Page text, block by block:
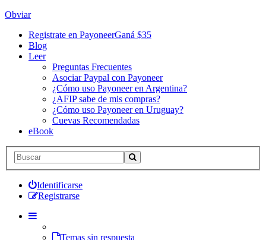
Obviar
Registrate en PayoneerGaná $35
Blog
Leer
Preguntas Frecuentes
Asociar Paypal con Payoneer
¿Cómo uso Payoneer en Argentina?
¿AFIP sabe de mis compras?
¿Cómo uso Payoneer en Uruguay?
Cuevas Recomendadas
eBook
Identificarse
Registrarse
Temas sin respuesta